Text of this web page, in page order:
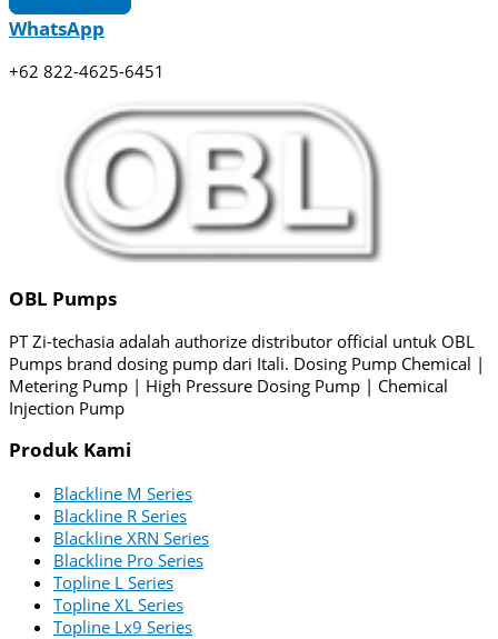
WhatsApp
+62 822-4625-6451
OBL Pumps
PT Zi-techasia adalah authorize distributor official untuk OBL
Pumps brand dosing pump dari Itali. Dosing Pump Chemical |
Metering Pump | High Pressure Dosing Pump | Chemical
Injection Pump
Produk Kami
Blackline M Series
Blackline R Series
Blackline XRN Series
Blackline Pro Series
Topline L Series
Topline XL Series
Topline Lx9 Series